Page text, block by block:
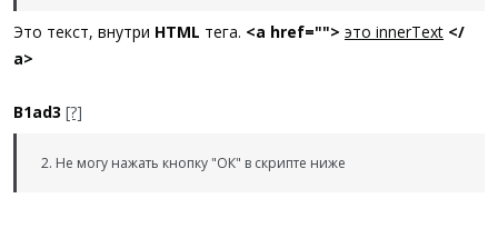
Это текст, внутри HTML тега. <a href=""> это innerText </
a>
B1ad3 [?]
2. Не могу нажать кнопку "ОК" в скрипте ниже